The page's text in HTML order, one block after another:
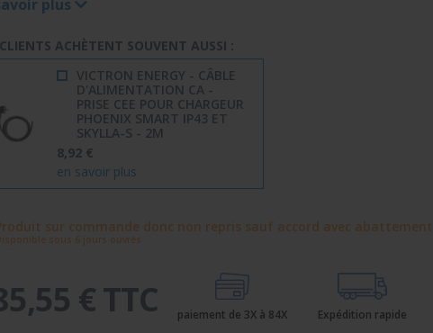
plus
ACHÈTENT SOUVENT AUSSI :
VICTRON ENERGY - CÂBLE
D'ALIMENTATION CA -
PRISE CEE POUR CHARGEUR
PHOENIX SMART IP43 ET
SKYLLA-S - 2M
8,92 €
en savoir plus
sur commande donc non repris sauf accord avec abattement
sous 6 jours ouvrés
€ TTC paiement de 3X à 84X Expédition rapide